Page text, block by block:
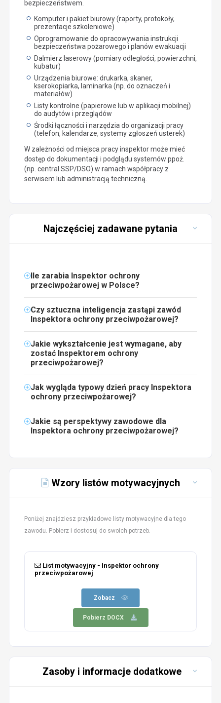
bezpieczeństwem.
Komputer i pakiet biurowy (raporty, protokoły,
prezentacje szkoleniowe)
Oprogramowanie do opracowywania instrukcji
bezpieczeństwa pożarowego i planów ewakuacji
Dalmierz laserowy (pomiary odległości, powierzchni,
kubatur)
Urządzenia biurowe: drukarka, skaner,
kserokopiarka, laminarka (np. do oznaczeń i
materiałów)
Listy kontrolne (papierowe lub w aplikacji mobilnej)
do audytów i przeglądów
Środki łączności i narzędzia do organizacji pracy
(telefon, kalendarze, systemy zgłoszeń usterek)
W zależności od miejsca pracy inspektor może mieć
dostęp do dokumentacji i podglądu systemów ppoż.
(np. central SSP/DSO) w ramach współpracy z
serwisem lub administracją techniczną.
Najczęściej zadawane pytania
Ile zarabia Inspektor ochrony
przeciwpożarowej w Polsce?
Czy sztuczna inteligencja zastąpi zawód
Inspektora ochrony przeciwpożarowej?
Jakie wykształcenie jest wymagane, aby
zostać Inspektorem ochrony
przeciwpożarowej?
Jak wygląda typowy dzień pracy Inspektora
ochrony przeciwpożarowej?
Jakie są perspektywy zawodowe dla
Inspektora ochrony przeciwpożarowej?
Wzory listów motywacyjnych
Poniżej znajdziesz przykładowe listy motywacyjne dla tego
zawodu. Pobierz i dostosuj do swoich potrzeb.
List motywacyjny - Inspektor ochrony
przeciwpożarowej
Zobacz
Pobierz DOCX
Zasoby i informacje dodatkowe